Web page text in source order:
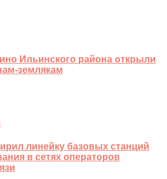
Ильинского района открыли
землякам
линейку базовых станций
в сетях операторов